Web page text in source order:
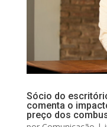
Sócio do
comenta o
preço dos